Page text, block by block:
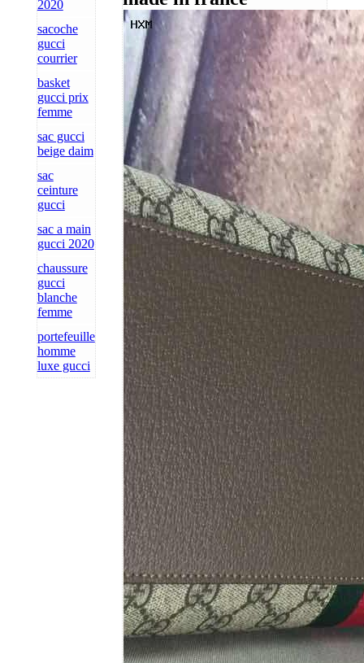
2020
sacoche
gucci
courrier
basket
gucci prix
femme
sac gucci
beige daim
sac
ceinture
gucci
sac a main
gucci 2020
chaussure
gucci
blanche
femme
portefeuille
homme
luxe gucci